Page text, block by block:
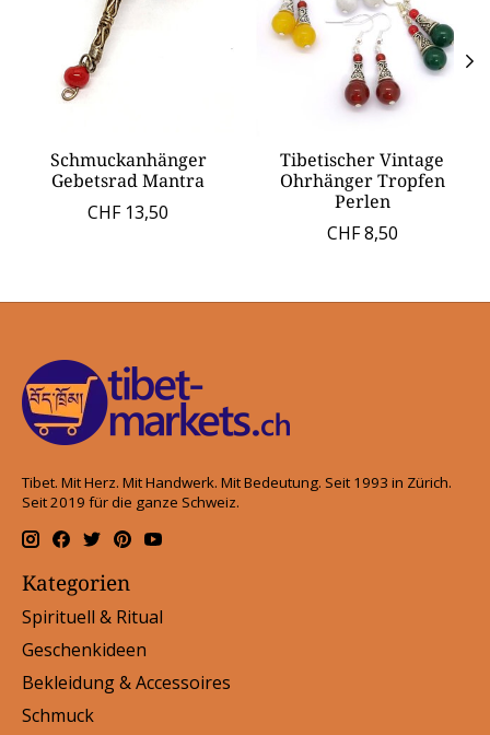
Schmuckanhänger
Gebetsrad Mantra
CHF 13,50
Tibetischer Vintage
Ohrhänger Tropfen
Perlen
CHF 8,50
Tibet. Mit Herz. Mit Handwerk. Mit Bedeutung. Seit 1993 in Zürich.
Seit 2019 für die ganze Schweiz.
Kategorien
Spirituell & Ritual
Geschenkideen
Bekleidung & Accessoires
Schmuck